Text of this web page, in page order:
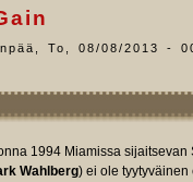
To, 08/08/2013 -
1994 Miamissa
Wahlberg) ei ole